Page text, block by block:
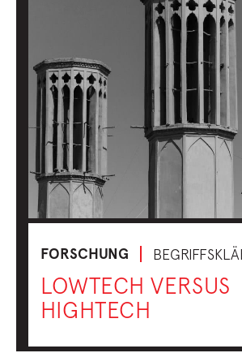
FORSCHUNG
LOWTECH VERSUS
HIGHTECH